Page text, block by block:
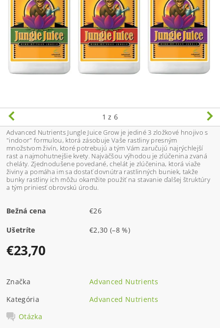
1 z 6
Advanced Nutrients Jungle Juice Grow je jediné 3 zložkové hnojivo s
"indoor" formulou, ktorá zásobuje Vaše rastliny presným
množstvom živín, ktoré potrebujú a tým Vám zaručujú najrýchlejší
rast a najmohutnejšie kvety. Najväčšou výhodou je zlúčenina zvaná
cheláty. Zjednodušene povedané, chelát je zlúčenina, ktorá viaže
živiny a pomáha im sa dostať dovnútra rastlinných buniek, takže
bunky rastliny ich môžu okamžite použiť na stavanie ďalšej štruktúry
a tým priniesť obrovskú úrodu.
Bežná cena €26
Ušetríte €2,30(–8 %)
€23,70
Značka
Advanced Nutrients
Kategória
Advanced Nutrients
Otázka